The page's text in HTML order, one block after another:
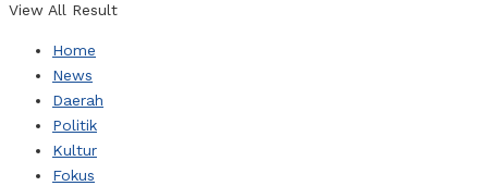
View All Result
Home
News
Daerah
Politik
Kultur
Fokus